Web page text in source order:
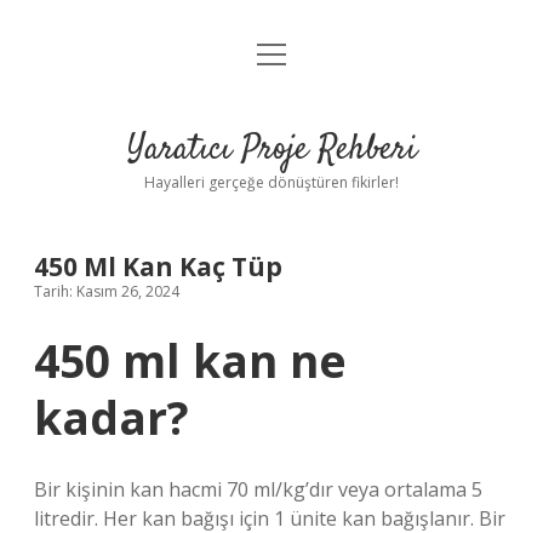
Anasayfa
Yasal Uyarı
menüyü
Yaratıcı Proje Rehberi
Hayalleri gerçeğe dönüştüren fikirler!
450 Ml Kan Kaç Tüp
Tarih: Kasım 26, 2024
450 ml kan ne
kadar?
Bir kişinin kan hacmi 70 ml/kg’dır veya ortalama 5
litredir. Her kan bağışı için 1 ünite kan bağışlanır. Bir